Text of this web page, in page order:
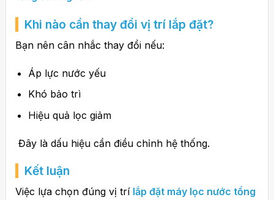
Khi nào cần thay đổi vị trí lắp đặt?
Bạn nên cân nhắc thay đổi nếu:
Áp lực nước yếu
Khó bảo trì
Hiệu quả lọc giảm
Đây là dấu hiệu cần điều chỉnh hệ thống.
Kết luận
Việc lựa chọn đúng vị trí lắp đặt máy lọc nước tổng